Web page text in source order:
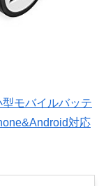
モバイルバッテ
対応